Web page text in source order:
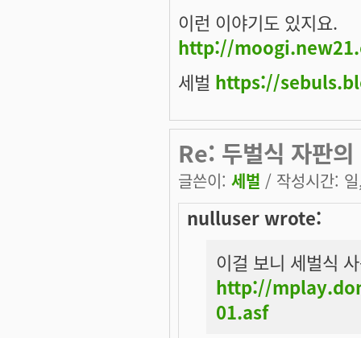
이런 이야기도 있지요.
http://
세벌 https://
Re: 두벌식 자판의
글쓴이: 세벌 / 작성시간:
nulluser wrote:
이걸 보니 세벌식
http://
01.asf